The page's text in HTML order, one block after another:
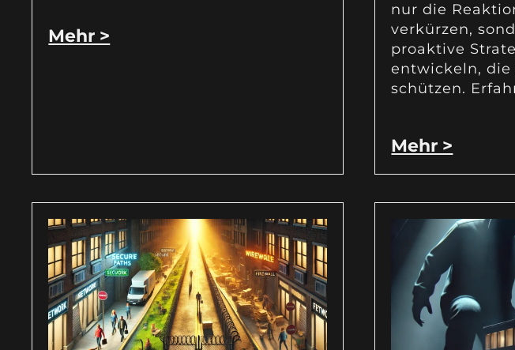
Mehr >
nur die
verkürzen,
proaktive
entwickeln, die
schützen.
Mehr >